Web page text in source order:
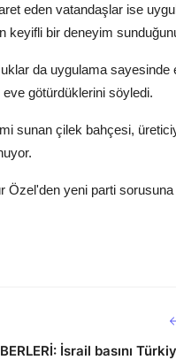
eden vatandaşlar ise
keyifli bir deneyim
da uygulama
eve götürdüklerini söyledi.
sunan çilek bahçesi,
Özel'den yeni parti
İsrail basını